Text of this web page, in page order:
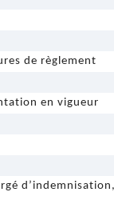
de règlement
en vigueur